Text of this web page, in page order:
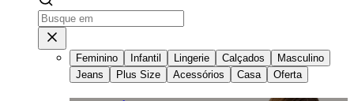
Feminino Infantil Lingerie Calçados
Masculino
Jeans
Plus Size Acessórios Casa Oferta